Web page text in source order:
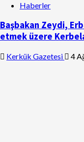
Haberler
Başbakan Zeydi,
etmek üzere
Kerkük Gazetesi 4